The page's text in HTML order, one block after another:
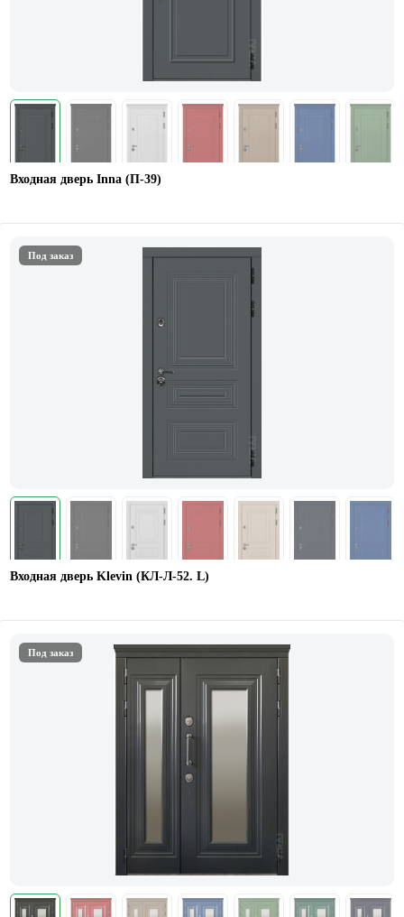
Входная дверь Inna (П-39)
Под заказ
Входная дверь Klevin (КЛ-Л-52. L)
Под заказ